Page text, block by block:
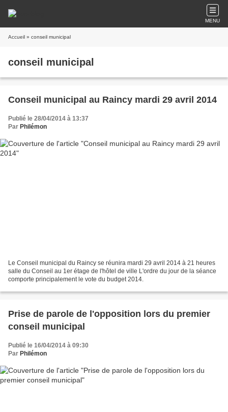
MENU
Accueil » conseil municipal
conseil municipal
Conseil municipal au Raincy mardi 29 avril 2014
Publié le 28/04/2014 à 13:37
Par Philémon
Le Conseil municipal du Raincy se réunira mardi 29 avril 2014 à 21 heures
salle du Conseil au 1er étage de l'hôtel de ville L'ordre du jour de la séance
comporte principalement le vote du budget 2014.
Prise de parole de l'opposition lors du premier
conseil municipal
Publié le 16/04/2014 à 09:30
Par Philémon